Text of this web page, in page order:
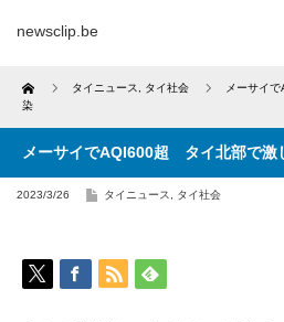
newsclip.be
Home タイニュース タイ社会
メーサイ
染
メーサイでAQI600超 タイ北部で激
2023/3/26 タイニュース タイ社会